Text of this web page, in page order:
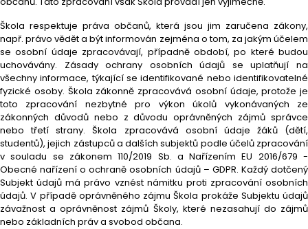
Škola respektuje práva občanů, která jsou jim zaručena zákony,
např. právo vědět a být informován zejména o tom, za jakým účelem
se osobní údaje zpracovávají, případně období, po které budou
uchovávány. Zásady ochrany osobních údajů se uplatňují na
všechny informace, týkající se identifikované nebo identifikovatelné
fyzické osoby. Škola zákonně zpracovává osobní údaje, protože je
toto zpracování nezbytné pro výkon úkolů vykonávaných ze
zákonných důvodů nebo z důvodu oprávněných zájmů správce
nebo třetí strany. Škola zpracovává osobní údaje žáků (dětí,
studentů), jejich zástupců a dalších subjektů podle účelů zpracování
v souladu se zákonem 110/2019 Sb. a Nařízením EU 2016/679 -
Obecné nařízení o ochraně osobních údajů – GDPR. Každý dotčený
Subjekt údajů má právo vznést námitku proti zpracování osobních
údajů. V případě oprávněného zájmu Škola prokáže Subjektu údajů
závažnost a oprávněnost zájmů Školy, které nezasahují do zájmů
nebo základních práv a svobod občana.